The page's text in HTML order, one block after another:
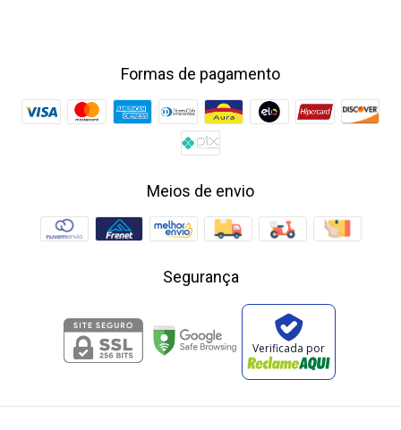
Formas de pagamento
Meios de envio
Segurança
Verificada por